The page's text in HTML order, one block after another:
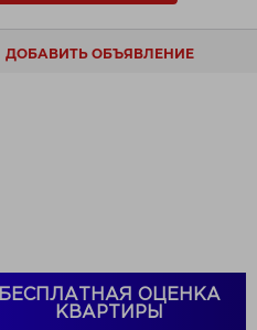
ДОБАВИТЬ ОБЪЯВЛЕНИЕ
БЕСПЛАТНАЯ ОЦЕНКА
КВАРТИРЫ